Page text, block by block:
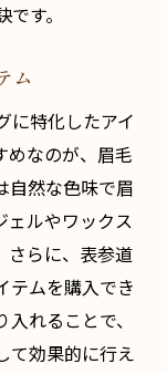
す。
ム
に特化したアイ
めなのが、眉毛
自然な色味で眉
ェルやワックス
さらに、表参道
テムを購入でき
れることで、
て効果的に行え